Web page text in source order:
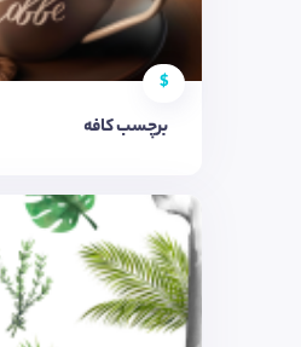
$
برچسب کافه